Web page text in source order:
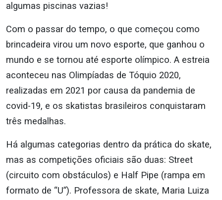
algumas piscinas vazias!
Com o passar do tempo, o que começou como
brincadeira virou um novo esporte, que ganhou o
mundo e se tornou até esporte olímpico. A estreia
aconteceu nas Olimpíadas de Tóquio 2020,
realizadas em 2021 por causa da pandemia de
covid-19, e os skatistas brasileiros conquistaram
três medalhas.
Há algumas categorias dentro da prática do skate,
mas as competições oficiais são duas: Street
(circuito com obstáculos) e Half Pipe (rampa em
formato de “U”). Professora de skate, Maria Luiza